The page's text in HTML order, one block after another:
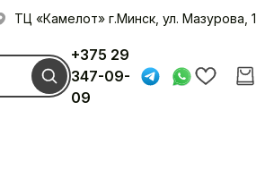
ТЦ «Камелот» г.Минск, ул. Мазурова, 1
+375 29
347-09-
09